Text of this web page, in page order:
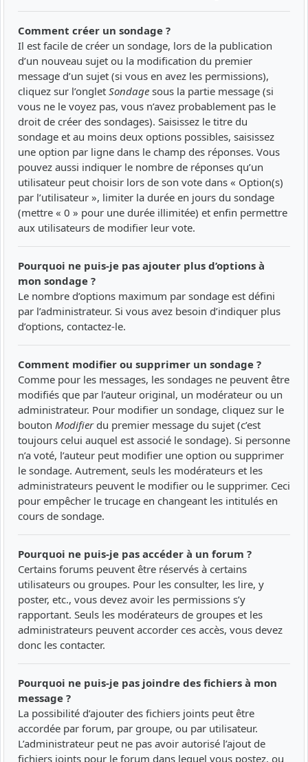
Comment créer un sondage ?
Il est facile de créer un sondage, lors de la publication
d’un nouveau sujet ou la modification du premier
message d’un sujet (si vous en avez les permissions),
cliquez sur l’onglet Sondage sous la partie message (si
vous ne le voyez pas, vous n’avez probablement pas le
droit de créer des sondages). Saisissez le titre du
sondage et au moins deux options possibles, saisissez
une option par ligne dans le champ des réponses. Vous
pouvez aussi indiquer le nombre de réponses qu’un
utilisateur peut choisir lors de son vote dans « Option(s)
par l’utilisateur », limiter la durée en jours du sondage
(mettre « 0 » pour une durée illimitée) et enfin permettre
aux utilisateurs de modifier leur vote.
Pourquoi ne puis-je pas ajouter plus d’options à
mon sondage ?
Le nombre d’options maximum par sondage est défini
par l’administrateur. Si vous avez besoin d’indiquer plus
d’options, contactez-le.
Comment modifier ou supprimer un sondage ?
Comme pour les messages, les sondages ne peuvent être
modifiés que par l’auteur original, un modérateur ou un
administrateur. Pour modifier un sondage, cliquez sur le
bouton Modifierdu premier message du sujet (c’est
toujours celui auquel est associé le sondage). Si personne
n’a voté, l’auteur peut modifier une option ou supprimer
le sondage. Autrement, seuls les modérateurs et les
administrateurs peuvent le modifier ou le supprimer. Ceci
pour empêcher le trucage en changeant les intitulés en
cours de sondage.
Pourquoi ne puis-je pas accéder à un forum ?
Certains forums peuvent être réservés à certains
utilisateurs ou groupes. Pour les consulter, les lire, y
poster, etc., vous devez avoir les permissions s’y
rapportant. Seuls les modérateurs de groupes et les
administrateurs peuvent accorder ces accès, vous devez
donc les contacter.
Pourquoi ne puis-je pas joindre des fichiers à mon
message ?
La possibilité d’ajouter des fichiers joints peut être
accordée par forum, par groupe, ou par utilisateur.
L’administrateur peut ne pas avoir autorisé l’ajout de
fichiers joints pour le forum dans lequel vous postez, ou